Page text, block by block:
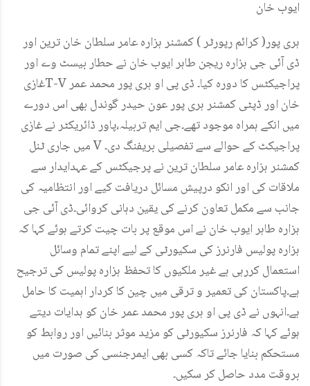
ایوب خان
ہری پور( کرائم رپورٹر ) کمشنر ہزارہ عامر سلطان خان ترین اور
ڈی آئی جی ہزارہ ریجن طاہر ایوب خان نے حطار بیسٹ وے اور
غازیT-V پراجیکٹس کا دورہ کیا۔ ڈی پی او ہری پور محمد عمر
خان اور ڈپٹی کمشنر ہری پور عون حیدر گوندل بھی اس دورے
میں انکے ہمراہ موجود تھے۔جی ایم تربیلہ،پاور ڈائریکٹر نے غازی
میں جاری ٹنل V پراجیکٹ کے حوالے سے تفصیلی بریفنگ دی۔
کمشنر ہزارہ عامر سلطان ترین نے پرجیکٹس کے عہدایدار سے
ملاقات کی اور انکو درپیش مسائل دریافت کیے اور انتظامیہ کی
جانب سے مکمل تعاون کرنے کی یقین دہانی کروائی۔ڈی آئی جی
ہزارہ طاہر ایوب خان نے اس موقع پر بات چیت کرتے ہوئے کہا کہ
ہزارہ پولیس فارنرز کی سکیورٹی کے لیے اپنے تمام وسائل
استعمال کررہی ہے غیر ملکیوں کا تحفظ ہزارہ پولیس کی ترجیح
ہے۔پاکستان کی تعمیر و ترقی میں چین کا کردار اہمیت کا حامل
ہے۔انہوں نے ڈی پی او ہری پور محمد عمر خان کو ہدایات دیتے
ہوئے کہا کہ فارنرز سکیورٹی کو مزید موثر بنائیں اور روابط کو
مستحکم بنایا جائے تاکہ کسی بھی ایمرجنسی کی صورت میں
بروقت مدد حاصل کر سکیں۔